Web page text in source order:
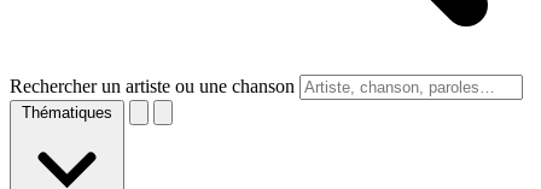
Rechercher un artiste ou une chanson
Thématiques